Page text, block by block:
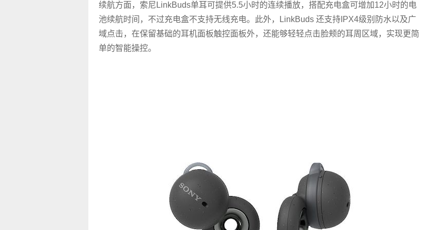
续航方面，索尼LinkBuds单耳可提供5.5小时的连续播放，搭配充电盒可增加12小时的电
池续航时间，不过充电盒不支持无线充电。此外，LinkBuds 还支持IPX4级别防水以及广
域点击，在保留基础的耳机面板触控面板外，还能够轻轻点击脸颊的耳周区域，实现更简
单的智能操控。